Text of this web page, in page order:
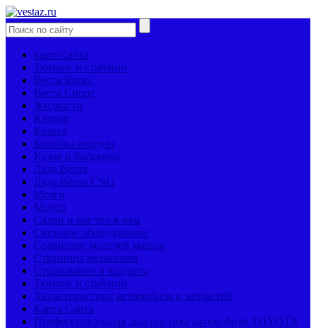
карта сайта
Тюнинг и стайлинг
Веста Кросс
Веста Спорт
Жидкости
Климат
Колеса
Коробка передач
Кузов и багажник
Лада Веста
Лада Веста CNG
Мозги
Мотор
Салон и все что в нем
Световое оборудование
Сравнение моделей машин
Страницы механиков
Страхование и кредиты
Тюнинг и стайлинг
Характеристики автомобиля и запчастей
Карта Сайта
Профессиональная диагностика автомобиля TOYOTA